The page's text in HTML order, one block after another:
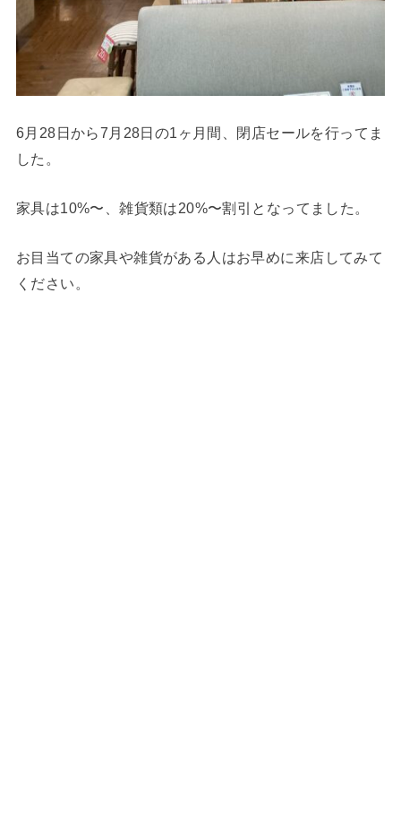
6月28日から7月28日の1ヶ月間、閉店セールを行ってま
した。
家具は10%〜、雑貨類は20%〜割引となってました。
お目当ての家具や雑貨がある人はお早めに来店してみて
ください。